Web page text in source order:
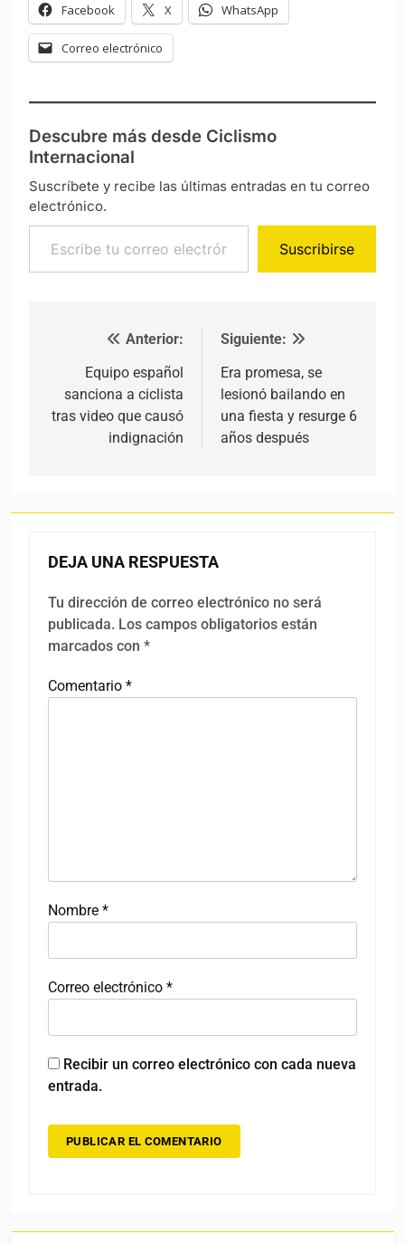
Facebook X WhatsApp
Correo electrónico
Descubre más desde Ciclismo
Internacional
Suscríbete y recibe las últimas entradas en tu correo
electrónico.
Escribe tu correo electrónico…
Suscribirse
Navegación de entradas
Anterior:
Equipo español
sanciona a ciclista
tras video que causó
indignación
Siguiente:
Era promesa, se
lesionó bailando en
una fiesta y resurge 6
años después
DEJA UNA RESPUESTA
Tu dirección de correo electrónico no será
publicada. Los campos obligatorios están
marcados con *
Comentario *
Nombre *
Correo electrónico *
Recibir un correo electrónico con cada nueva
entrada.